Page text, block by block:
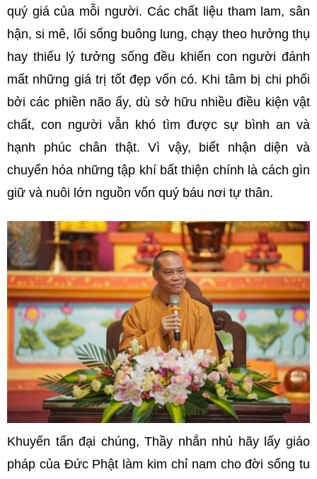
quý giá của mỗi người. Các chất liệu tham lam, sân
hận, si mê, lối sống buông lung, chạy theo hưởng thụ
hay thiếu lý tưởng sống đều khiến con người đánh
mất những giá trị tốt đẹp vốn có. Khi tâm bị chi phối
bởi các phiền não ấy, dù sở hữu nhiều điều kiện vật
chất, con người vẫn khó tìm được sự bình an và
hạnh phúc chân thật. Vì vậy, biết nhận diện và
chuyển hóa những tập khí bất thiện chính là cách gìn
giữ và nuôi lớn nguồn vốn quý báu nơi tự thân.
Khuyến tấn đại chúng, Thầy nhắn nhủ hãy lấy giáo
pháp của Đức Phật làm kim chỉ nam cho đời sống tu